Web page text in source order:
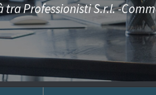
tra Professionisti S.r.l. -